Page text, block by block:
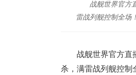
战舰世界官方
雷战列舰控制全场！
战舰世界官方直
杀，满雷战列舰控制